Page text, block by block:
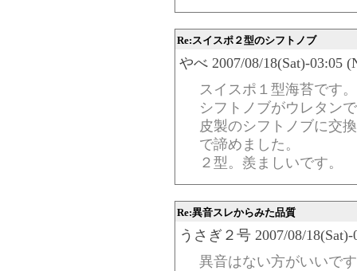
Re:スイスポ２型のシフトノブ
やべ 2007/08/18(Sat)-03:05
スイスポ１型海苔です。
シフトノブがウレタン
皮製のシフトノブに交
で諦めました。
２型。羨ましいです。
Re:異音スレからみた品質
うさぎ２号 2007/08/
異音はない方がいいで